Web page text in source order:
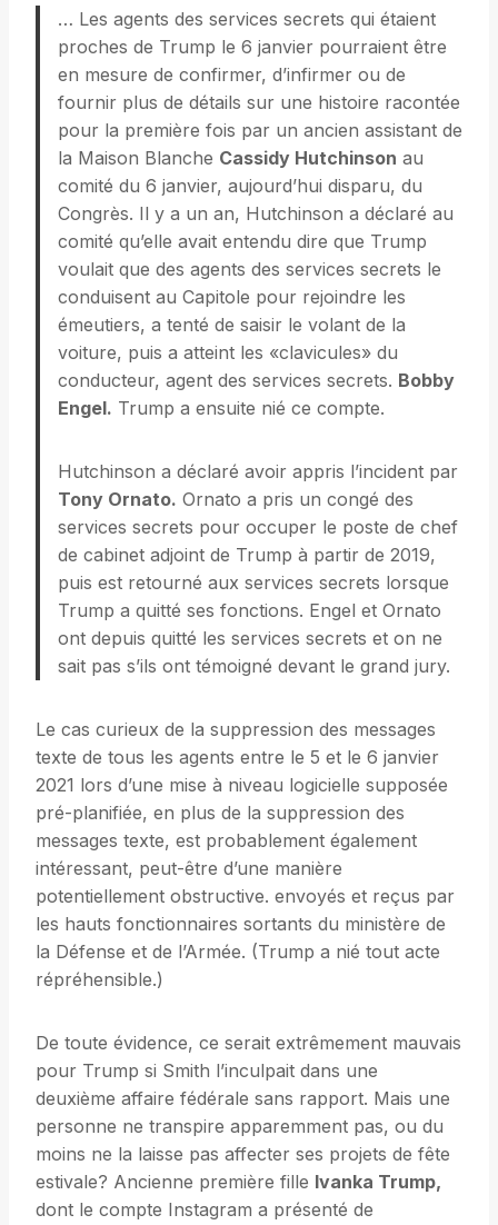
… Les agents des services secrets qui étaient
proches de Trump le 6 janvier pourraient être
en mesure de confirmer, d’infirmer ou de
fournir plus de détails sur une histoire racontée
pour la première fois par un ancien assistant de
la Maison Blanche Cassidy Hutchinson au
comité du 6 janvier, aujourd’hui disparu, du
Congrès. Il y a un an, Hutchinson a déclaré au
comité qu’elle avait entendu dire que Trump
voulait que des agents des services secrets le
conduisent au Capitole pour rejoindre les
émeutiers, a tenté de saisir le volant de la
voiture, puis a atteint les «clavicules» du
conducteur, agent des services secrets. Bobby
Engel. Trump a ensuite nié ce compte.
Hutchinson a déclaré avoir appris l’incident par
Tony Ornato. Ornato a pris un congé des
services secrets pour occuper le poste de chef
de cabinet adjoint de Trump à partir de 2019,
puis est retourné aux services secrets lorsque
Trump a quitté ses fonctions. Engel et Ornato
ont depuis quitté les services secrets et on ne
sait pas s’ils ont témoigné devant le grand jury.
Le cas curieux de la suppression des messages
texte de tous les agents entre le 5 et le 6 janvier
2021 lors d’une mise à niveau logicielle supposée
pré-planifiée, en plus de la suppression des
messages texte, est probablement également
intéressant, peut-être d’une manière
potentiellement obstructive. envoyés et reçus par
les hauts fonctionnaires sortants du ministère de
la Défense et de l’Armée. (Trump a nié tout acte
répréhensible.)
De toute évidence, ce serait extrêmement mauvais
pour Trump si Smith l’inculpait dans une
deuxième affaire fédérale sans rapport. Mais une
personne ne transpire apparemment pas, ou du
moins ne la laisse pas affecter ses projets de fête
estivale? Ancienne première fille Ivanka Trump,
dont le compte Instagram a présenté de